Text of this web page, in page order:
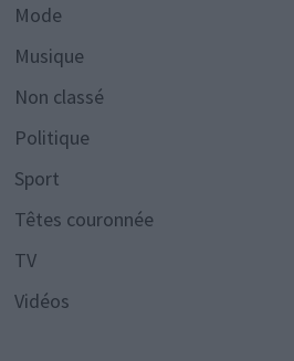
Mode
Musique
Non classé
Politique
Sport
Têtes couronnée
TV
Vidéos